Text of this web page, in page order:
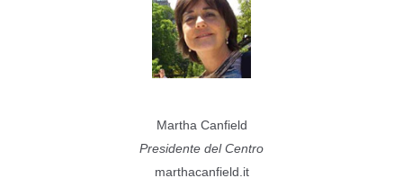
Martha Canfield
Presidente del Centro
marthacanfield.it